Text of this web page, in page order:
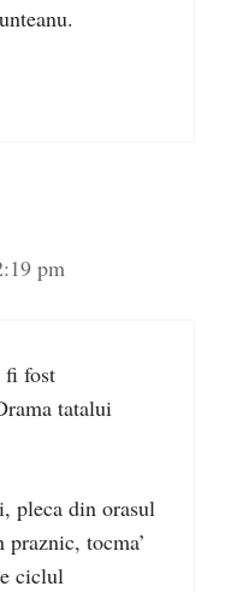
pm
fi fost
tatalui
pleca din orasul
praznic, tocma’
ciclul